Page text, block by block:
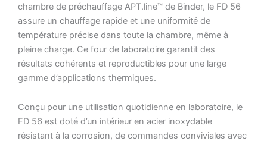
chambre de préchauffage APT.line™ de Binder, le FD 56
assure un chauffage rapide et une uniformité de
température précise dans toute la chambre, même à
pleine charge. Ce four de laboratoire garantit des
résultats cohérents et reproductibles pour une large
gamme d’applications thermiques.
Conçu pour une utilisation quotidienne en laboratoire, le
FD 56 est doté d’un intérieur en acier inoxydable
résistant à la corrosion, de commandes conviviales avec